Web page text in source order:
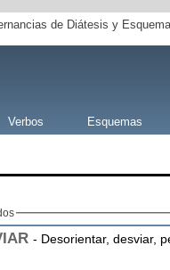
de Diátesis y
Verbos Esquemas
- Desorientar, desviar,